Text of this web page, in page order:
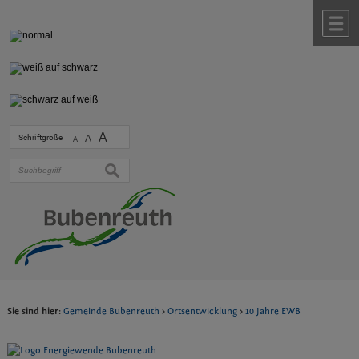
Schriftgröße A A A
suchen
Sie sind hier: Gemeinde Bubenreuth > Ortsentwicklung > 10 Jahre EWB